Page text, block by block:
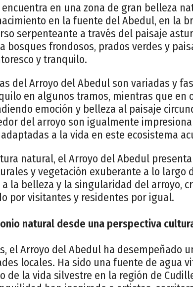
en una zona de gran belleza
en la fuente del Abedul, en la
serpenteante a través del paisaje
bosques frondosos, prados verdes y
y tranquilo.
del Arroyo del Abedul son variadas y
en algunos tramos, mientras que en
emoción y belleza al paisaje
del arroyo son igualmente
a la vida en este ecosistema
natural, el Arroyo del Abedul
y vegetación exuberante a lo largo
la belleza y la singularidad del arroyo,
por visitantes y residentes por igual.
natural desde una perspectiva
el Arroyo del Abedul ha desempeñado
locales. Ha sido una fuente de agua
de la vida silvestre en la región de